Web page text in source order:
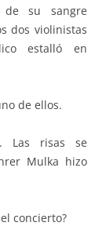
de su sangre
dos violinistas
estalló en
de ellos.
Las risas se
Mulka hizo
concierto?